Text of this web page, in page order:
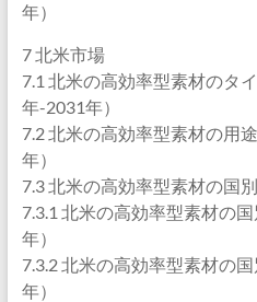
年）
7 北米市場
7.1 北米の高効率型素材のタ
年-2031年）
7.2 北米の高効率型素材の用
年）
7.3 北米の高効率型素材の国
7.3.1 北米の高効率型素材の
年）
7.3.2 北米の高効率型素材の
年）